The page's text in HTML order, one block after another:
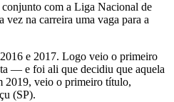
com a Liga Nacional de
na carreira uma vaga para a
e 2017. Logo veio o primeiro
— e foi ali que decidiu que aquela
2019, veio o primeiro título,
(SP).